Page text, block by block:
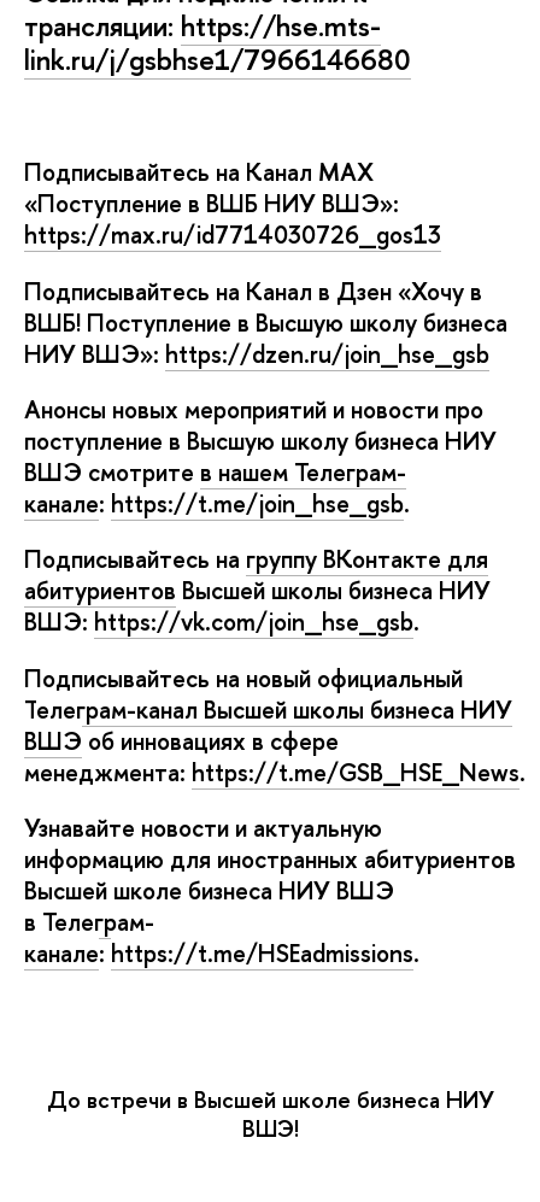
трансляции: https://hse.mts-
link.ru/j/gsbhse1/7966146680
Подписывайтесь на Канал MAX
«Поступление в ВШБ НИУ ВШЭ»:
https://max.ru/id7714030726_gos13
Подписывайтесь на Канал в Дзен «Хочу
ШБ! Поступление в Высшую школу бизнеса
НИУ ВШЭ»: https://dzen.ru/join_hse_gsb
Анонсы новых мероприятий и новости про
поступление в Высшую школу бизнеса НИУ
ШЭ смотрите нашем Телеграм-
канале: https://t.me/join_hse_gsb.
Подписывайтесь на руппу ВКонтакте для
абитуриенто ысшей школы бизнеса НИУ
ШЭ: https://vk.com/join_hse_gsb.
Подписывайтесь на новый официальный
Телеграм-канал Высшей школы бизнеса НИУ
ШЭ об инновациях в сфере
менеджмента: https://t.me/GSB_HSE_News.
Узнавайте новости и актуальную
информацию для иностранных абитуриенто
ысшей школе бизнеса НИУ ВШЭ
Телеграм-
канале: https://t.me/HSEadmissions.
До встречи в Высшей школе бизнеса НИУ
ШЭ!